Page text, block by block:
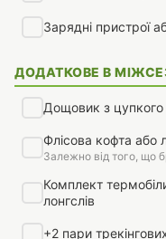
Зарядні пристрої
ДОДАТКОВЕ В
Дощовик з цупкого
Флісова кофта або
Залежно від того, що
Комплект
лонгслів
+2 пари